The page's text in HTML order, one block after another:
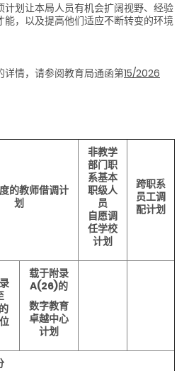
划让本局人员有机会扩阔视野、经验
，以及提高他们适应不断转变的环境
详情，请参阅教育局通函第15/2026
的教师借调计
划
非教学
部门职
系基本
职级人
员
自愿调
任学校
计划
跨职系
员工调
配计划
的
载于附录
A(26)的
数字教育
卓越中心
计划